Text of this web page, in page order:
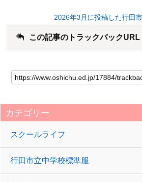
2026年3月に投稿した行田
この記事のトラックバックURL
カテゴリー
スクールライフ
行田市立中学校標準服